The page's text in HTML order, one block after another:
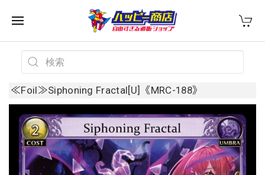
≪Foil≫Siphoning Fractal[U]《MRC-188》